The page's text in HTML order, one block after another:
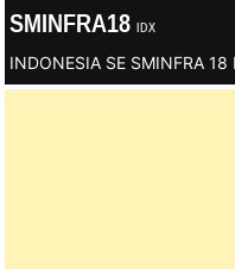
SMINFRA18 IDX
INDONESIA SE SMINFRA 18